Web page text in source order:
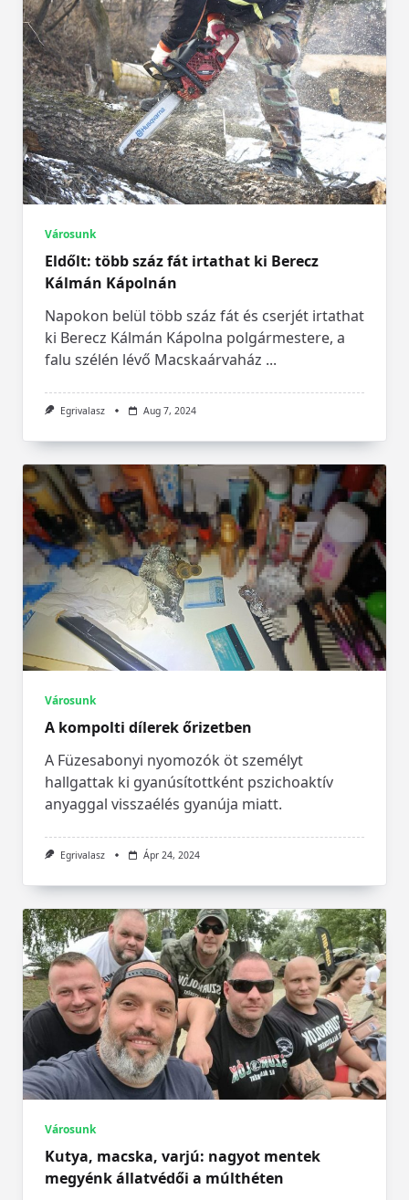
Városunk
Eldőlt: több száz fát irtathat ki Berecz
Kálmán Kápolnán
Napokon belül több száz fát és cserjét irtathat
ki Berecz Kálmán Kápolna polgármestere, a
falu szélén lévő Macskaárvaház ...
Egrivalasz Aug 7, 2024
Városunk
A kompolti dílerek őrizetben
A Füzesabonyi nyomozók öt személyt
hallgattak ki gyanúsítottként pszichoaktív
anyaggal visszaélés gyanúja miatt.
Egrivalasz Ápr 24, 2024
Városunk
Kutya, macska, varjú: nagyot mentek
megyénk állatvédői a múlthéten